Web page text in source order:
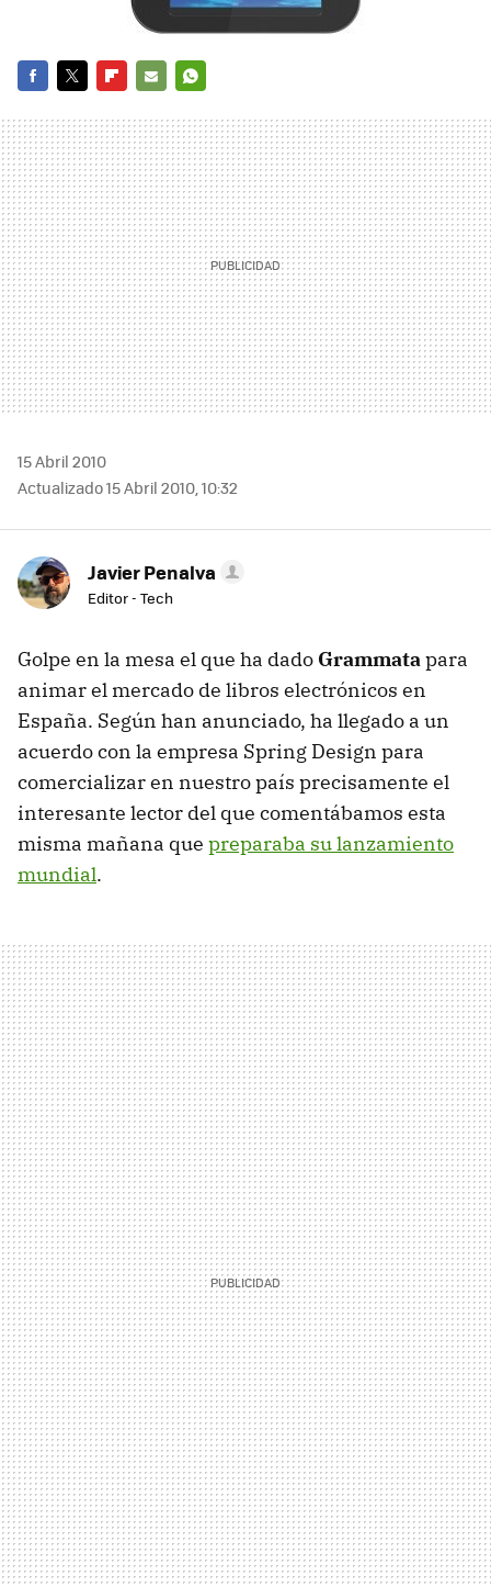
MAIL
15 Abril 2010
Actualizado 15 Abril 2010, 10:32
Javier Penalva
Editor - Tech
Golpe en la mesa el que ha dado Grammatapara
animar el mercado de libros electrónicos en
España. Según han anunciado, ha llegado a un
acuerdo con la empresa Spring Design para
comercializar en nuestro país precisamente el
interesante lector del que comentábamos esta
misma mañana que preparaba su lanzamiento
mundial.